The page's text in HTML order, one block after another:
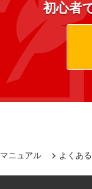
初心者
マニュアル よくあ